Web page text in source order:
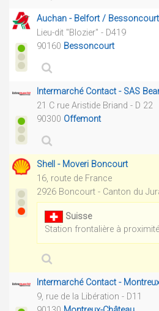
Auchan - Belfort / Bessoncourt
Lieu-dit "Blozier" - D419
90160 Bessoncourt
Intermarché Contact - SAS
21 C rue Aristide Briand - D 22
90300 Offemont
Shell - Moveri Boncourt
16, route de France
2926 Boncourt - Canton du
Suisse
Station frontalière à
Intermarché Contact -
9, rue de la Libération - D11